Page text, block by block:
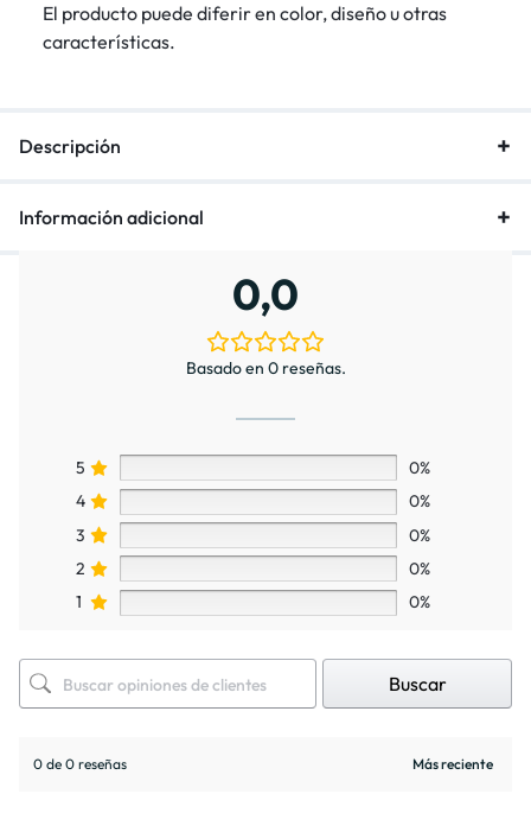
El producto puede diferir en color, diseño u otras
características.
Descripción
Información adicional
0,0
Basado en 0 reseñas.
5
0%
4
0%
3
0%
2
0%
1
0%
Buscar
0 de 0 reseñas